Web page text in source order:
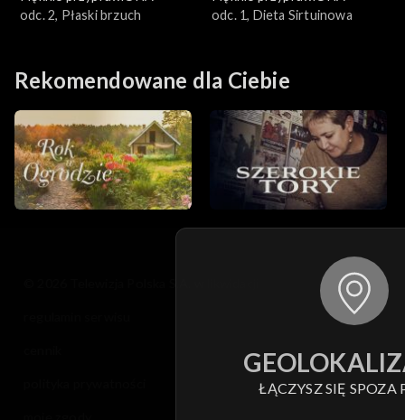
odc. 2, Płaski brzuch
odc. 1, Dieta Sirtuinowa
Rekomendowane dla Ciebie
ŁĄCZYSZ SIĘ SPOZA